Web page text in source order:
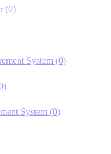
(0)
System (0)
System (0)